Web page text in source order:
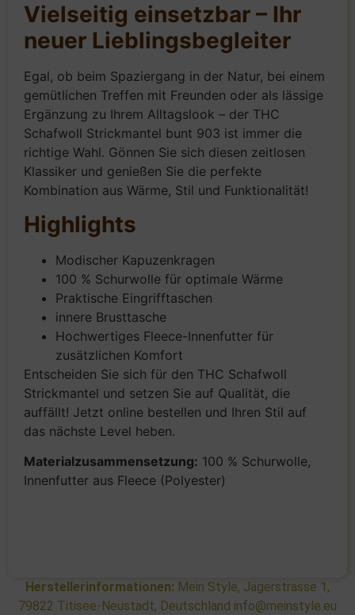
Vielseitig einsetzbar – Ihr
neuer Lieblingsbegleiter
Egal, ob beim Spaziergang in der Natur, bei einem
gemütlichen Treffen mit Freunden oder als lässige
Ergänzung zu Ihrem Alltagslook – der THC
Schafwoll Strickmantel bunt 903 ist immer die
richtige Wahl. Gönnen Sie sich diesen zeitlosen
Klassiker und genießen Sie die perfekte
Kombination aus Wärme, Stil und Funktionalität!
Highlights
Modischer Kapuzenkragen
100 % Schurwolle für optimale Wärme
Praktische Eingrifftaschen
innere Brusttasche
Hochwertiges Fleece-Innenfutter für
zusätzlichen Komfort
Entscheiden Sie sich für den THC Schafwoll
Strickmantel und setzen Sie auf Qualität, die
auffällt! Jetzt online bestellen und Ihren Stil auf
das nächste Level heben.
Materialzusammensetzung: 100 % Schurwolle,
Innenfutter aus Fleece (Polyester)
Herstellerinformationen: Mein Style, Jägerstrasse 1,
79822 Titisee-Neustadt, Deutschland info@meinstyle.eu